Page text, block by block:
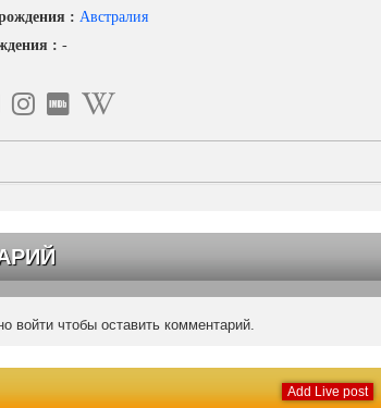
: Австралия
: -
войти чтобы оставить комментарий.
Add Live post